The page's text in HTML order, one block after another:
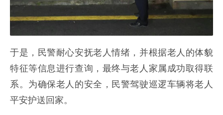
于是，民警耐心安抚老人情绪，并根据老人的体貌
特征等信息进行查询，最终与老人家属成功取得联
系。为确保老人的安全，民警驾驶巡逻车辆将老人
平安护送回家。